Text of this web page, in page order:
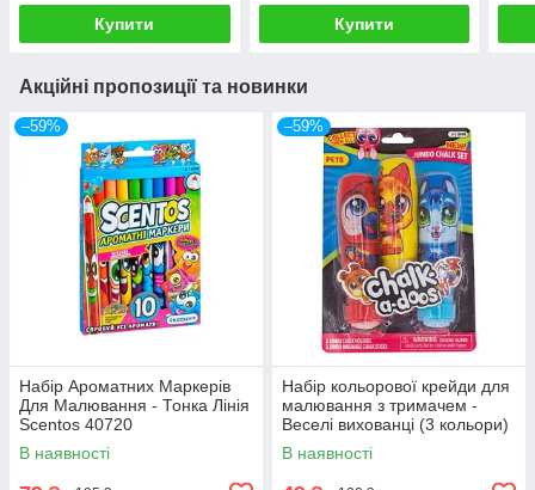
Купити Купити
Акційні пропозиції та новинки
–59%
Набір Ароматних Маркерів
Для Малювання - Тонка Лінія
Scentos 40720
В наявності
–59%
Набір кольорової крейди для
малювання з тримачем -
Веселі вихованці (3 кольори)
Scentos 13698
В наявності